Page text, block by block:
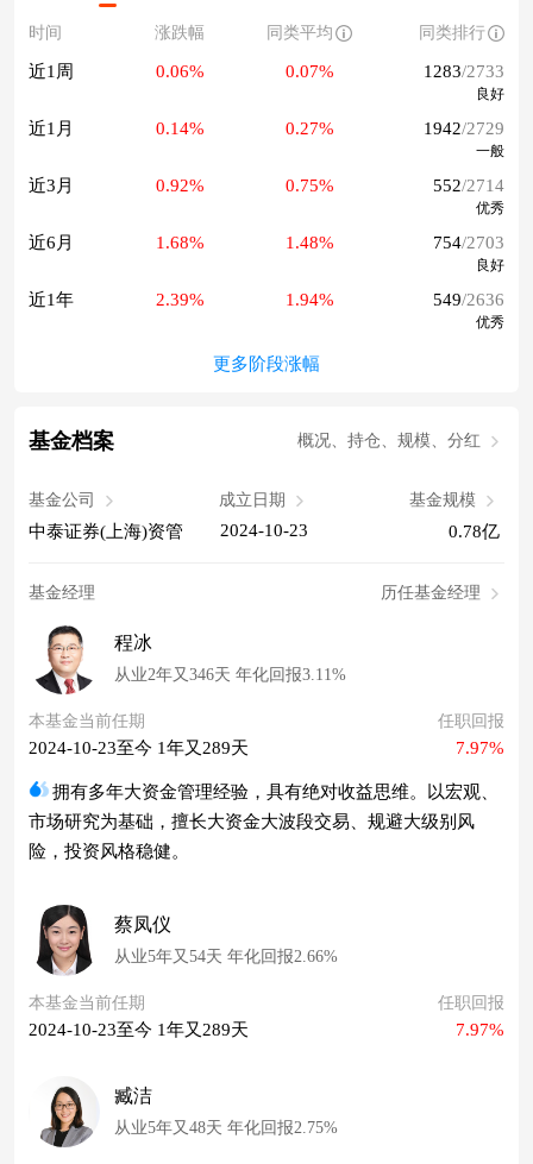
时间 涨跌幅 同类平均 同类排行
近1周 0.06% 0.07% 1283/2733
良好
近1月 0.14% 0.27% 1942/2729
一般
近3月 0.92% 0.75% 552/2714
优秀
近6月 1.68% 1.48% 754/2703
良好
近1年 2.39% 1.94% 549/2636
优秀
更多阶段涨幅
基金档案 概况、持仓、规模、分红
基金公司
中泰证券(上海)资管
成立日期
2024-10-23
基金规模
0.78亿
基金经理 历任基金经理
程冰
从业2年又346天 年化回报3.11%
本基金当前任期
2024-10-23至今 1年又289天
任职回报
7.97%
拥有多年大资金管理经验，具有绝对收益思维。以宏观、
市场研究为基础，擅长大资金大波段交易、规避大级别风
险，投资风格稳健。
蔡凤仪
从业5年又54天 年化回报2.66%
本基金当前任期
2024-10-23至今 1年又289天
任职回报
7.97%
臧洁
从业5年又48天 年化回报2.75%